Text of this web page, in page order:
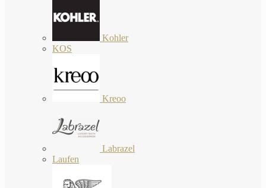
Kohler
KOS
Kreoo
Labrazel
Laufen